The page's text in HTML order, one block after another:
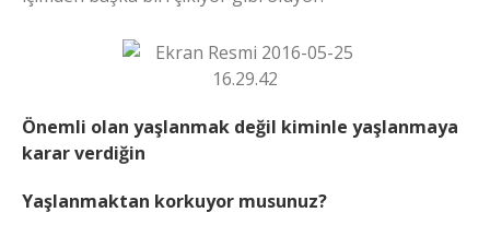
Önemli olan yaşlanmak değil kiminle yaşlanmaya
karar verdiğin
Yaşlanmaktan korkuyor musunuz?